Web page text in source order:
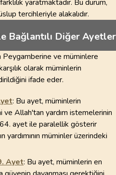
yaratmaktadır. Bu durum,
tercihleriyle alakalıdır.
Bağlantılı Diğer Ayetler
Peygamberine ve müminlere
olarak müminlerin
ifade eder.
: Bu ayet, müminlerin
Allah'tan yardım istemelerinin
ayet ile paralellik gösterir
yardımının müminler üzerindeki
. Ayet: Bu ayet, müminlerin en